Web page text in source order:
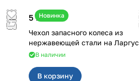
Новинка
5 700 ₽
Чехол запасного колеса из
нержавеющей стали на Ларгус
В наличии
В корзину